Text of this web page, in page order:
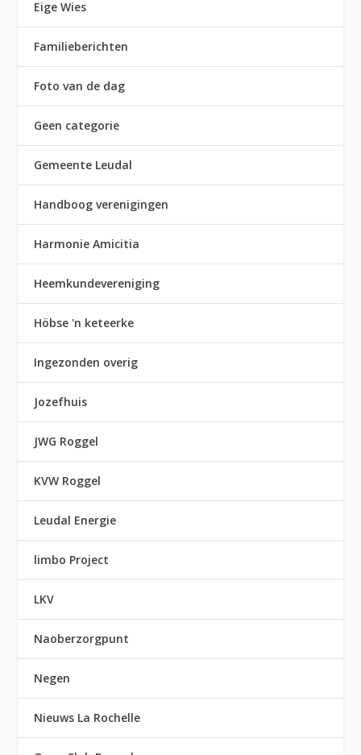
Eige Wies
Familieberichten
Foto van de dag
Geen categorie
Gemeente Leudal
Handboog verenigingen
Harmonie Amicitia
Heemkundevereniging
Höbse 'n keteerke
Ingezonden overig
Jozefhuis
JWG Roggel
KVW Roggel
Leudal Energie
limbo Project
LKV
Naoberzorgpunt
Negen
Nieuws La Rochelle